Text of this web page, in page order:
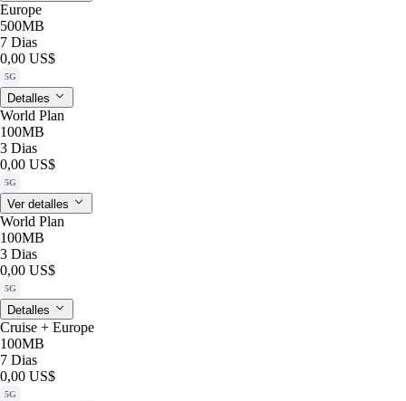
Europe
500MB
7 Dias
0,00 US$
5G
Detalles
World Plan
100MB
3 Dias
0,00 US$
5G
Ver detalles
World Plan
100MB
3 Dias
0,00 US$
5G
Detalles
Cruise + Europe
100MB
7 Dias
0,00 US$
5G